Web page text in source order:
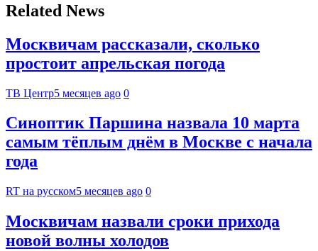
Related News
Москвичам рассказали, сколько
простоит апрельская погода
ТВ Центр5 месяцев ago 0
Синоптик Паршина назвала 10 марта
самым тёплым днём в Москве с начала
года
RT на русском5 месяцев ago 0
Москвичам назвали сроки прихода
новой волны холодов